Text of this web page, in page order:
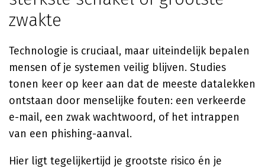
zwakte
Technologie is cruciaal, maar uiteindelijk bepalen
mensen of je systemen veilig blijven. Studies
tonen keer op keer aan dat de meeste datalekken
ontstaan door menselijke fouten: een verkeerde
e-mail, een zwak wachtwoord, of het intrappen
van een phishing-aanval.
Hier ligt tegelijkertijd je grootste risico én je